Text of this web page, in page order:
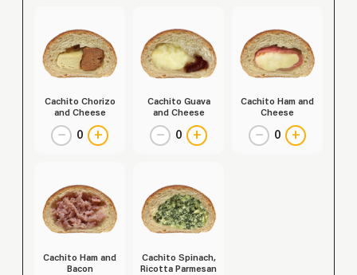
Cachito Chorizo
and Cheese
− 0 +
Cachito Guava
and Cheese
− 0 +
Cachito Ham and
Cheese
− 0 +
Cachito Ham and
Bacon
Cachito Spinach,
Ricotta Parmesan